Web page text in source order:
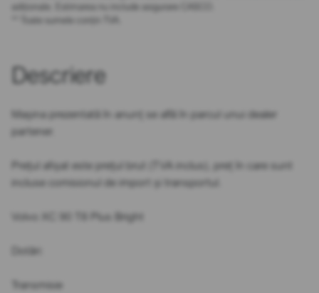
adiționale. Estimarea nu include asigurare CASCO.
** Toate sumele conțin TVA.
Descriere
Mașina prezentată în anunț se află în parcul unui dealer
partener.
Prețul afișat este prețul brut (TVA inclus), preț în care sunt
incluse comisionul de import și transportul.
Volvo XC 90 T8 Plus Bright
Dotări:
Transmisie